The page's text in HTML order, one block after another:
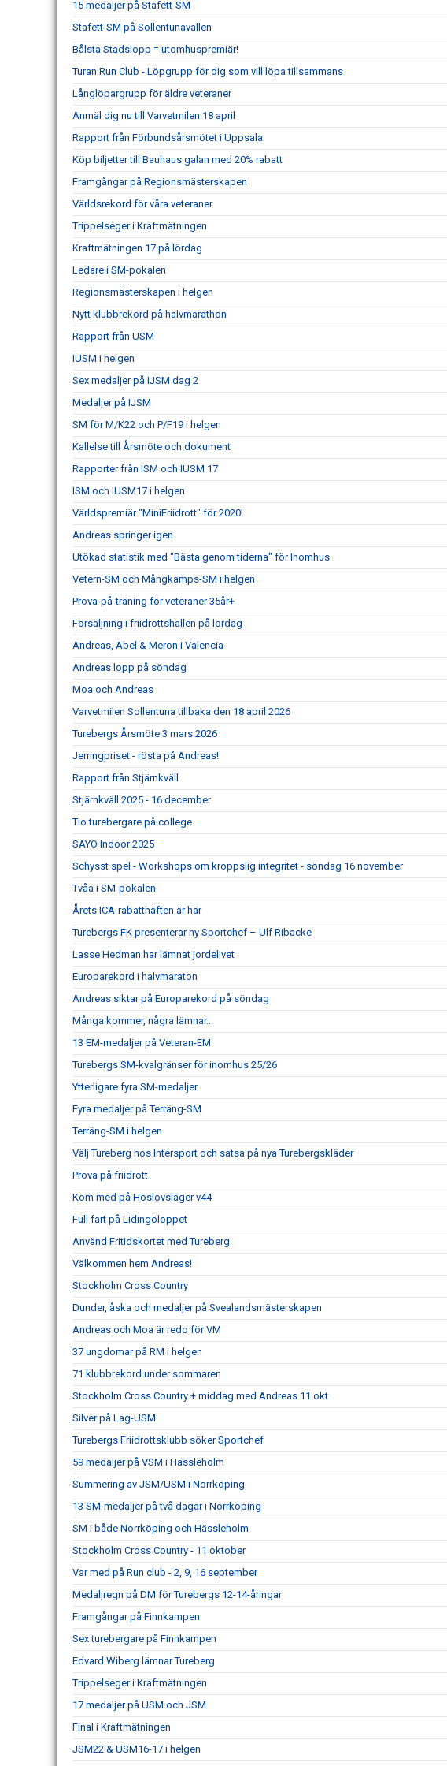
15 medaljer på Stafett-SM
Stafett-SM på Sollentunavallen
Bålsta Stadslopp = utomhuspremiär!
Turan Run Club - Löpgrupp för dig som vill löpa tillsammans
Långlöpargrupp för äldre veteraner
Anmäl dig nu till Varvetmilen 18 april
Rapport från Förbundsårsmötet i Uppsala
Köp biljetter till Bauhaus galan med 20% rabatt
Framgångar på Regionsmästerskapen
Världsrekord för våra veteraner
Trippelseger i Kraftmätningen
Kraftmätningen 17 på lördag
Ledare i SM-pokalen
Regionsmästerskapen i helgen
Nytt klubbrekord på halvmarathon
Rapport från USM
IUSM i helgen
Sex medaljer på IJSM dag 2
Medaljer på IJSM
SM för M/K22 och P/F19 i helgen
Kallelse till Årsmöte och dokument
Rapporter från ISM och IUSM 17
ISM och IUSM17 i helgen
Världspremiär "MiniFriidrott" för 2020!
Andreas springer igen
Utökad statistik med "Bästa genom tiderna" för Inomhus
Vetern-SM och Mångkamps-SM i helgen
Prova-på-träning för veteraner 35år+
Försäljning i friidrottshallen på lördag
Andreas, Abel & Meron i Valencia
Andreas lopp på söndag
Moa och Andreas
Varvetmilen Sollentuna tillbaka den 18 april 2026
Turebergs Årsmöte 3 mars 2026
Jerringpriset - rösta på Andreas!
Rapport från Stjärnkväll
Stjärnkväll 2025 - 16 december
Tio turebergare på college
SAYO Indoor 2025
Schysst spel - Workshops om kroppslig integritet - söndag 16 november
Tvåa i SM-pokalen
Årets ICA-rabatthäften är här
Turebergs FK presenterar ny Sportchef – Ulf Ribacke
Lasse Hedman har lämnat jordelivet
Europarekord i halvmaraton
Andreas siktar på Europarekord på söndag
Många kommer, några lämnar...
13 EM-medaljer på Veteran-EM
Turebergs SM-kvalgränser för inomhus 25/26
Ytterligare fyra SM-medaljer
Fyra medaljer på Terräng-SM
Terräng-SM i helgen
Välj Tureberg hos Intersport och satsa på nya Turebergskläder
Prova på friidrott
Kom med på Höslovsläger v44
Full fart på Lidingöloppet
Använd Fritidskortet med Tureberg
Välkommen hem Andreas!
Stockholm Cross Country
Dunder, åska och medaljer på Svealandsmästerskapen
Andreas och Moa är redo för VM
37 ungdomar på RM i helgen
71 klubbrekord under sommaren
Stockholm Cross Country + middag med Andreas 11 okt
Silver på Lag-USM
Turebergs Friidrottsklubb söker Sportchef
59 medaljer på VSM i Hässleholm
Summering av JSM/USM i Norrköping
13 SM-medaljer på två dagar i Norrköping
SM i både Norrköping och Hässleholm
Stockholm Cross Country - 11 oktober
Var med på Run club - 2, 9, 16 september
Medaljregn på DM för Turebergs 12-14-åringar
Framgångar på Finnkampen
Sex turebergare på Finnkampen
Edvard Wiberg lämnar Tureberg
Trippelseger i Kraftmätningen
17 medaljer på USM och JSM
Final i Kraftmätningen
JSM22 & USM16-17 i helgen